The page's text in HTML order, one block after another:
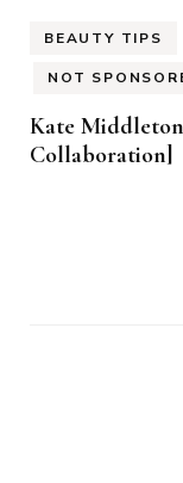
BEAUTY TIPS
NOT
Kate
Collaboration]